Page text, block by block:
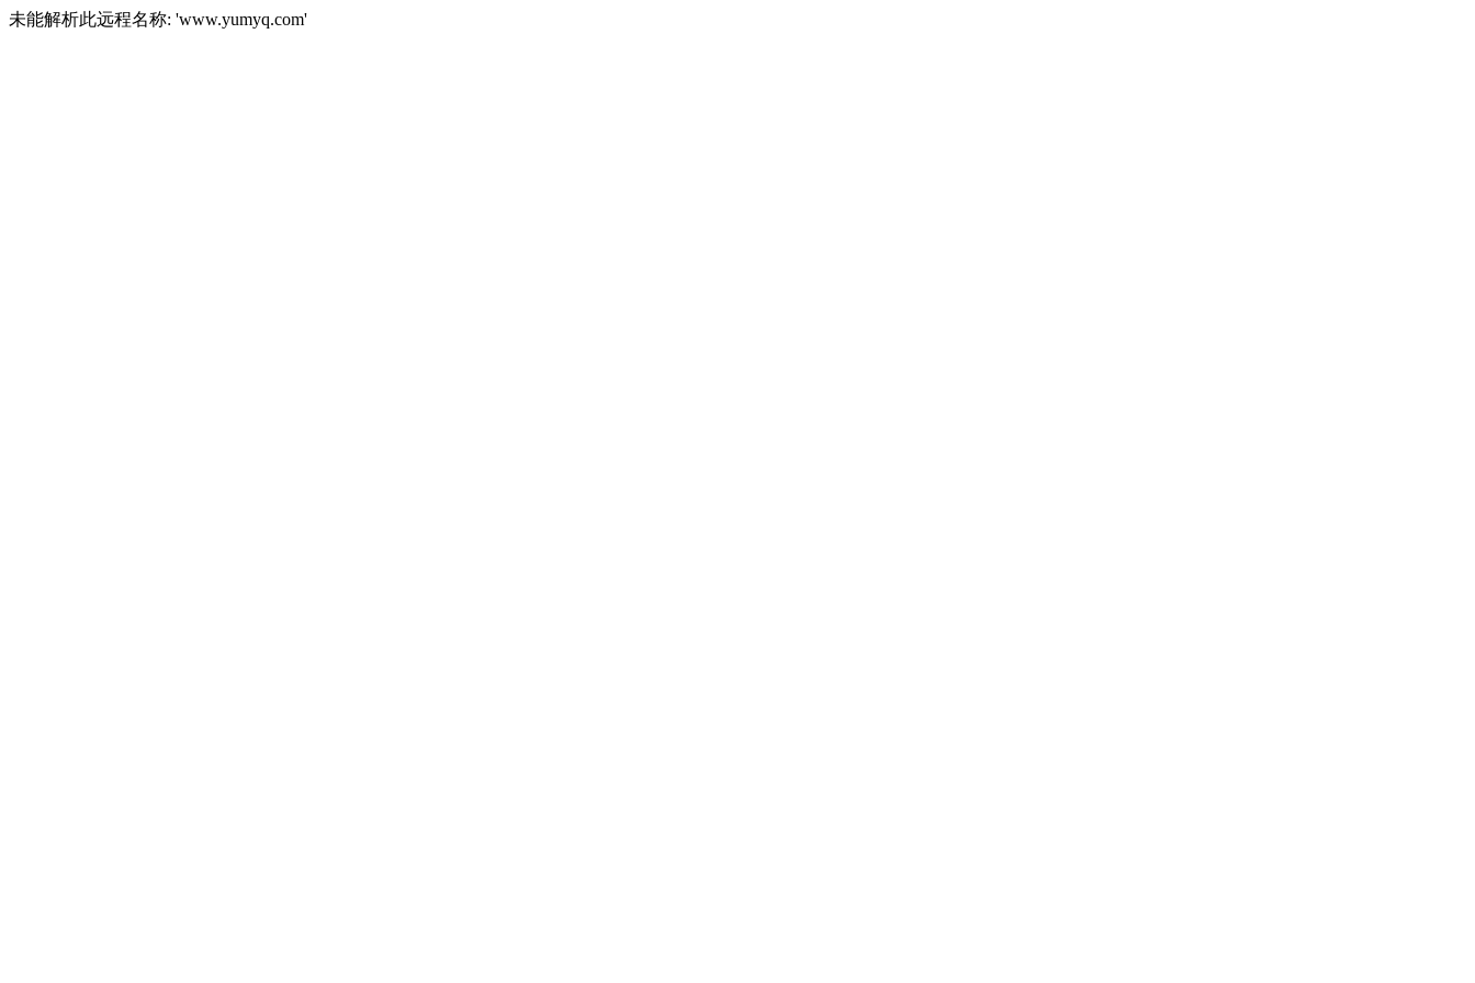
未能解析此远程名称: 'www.yumyq.com'